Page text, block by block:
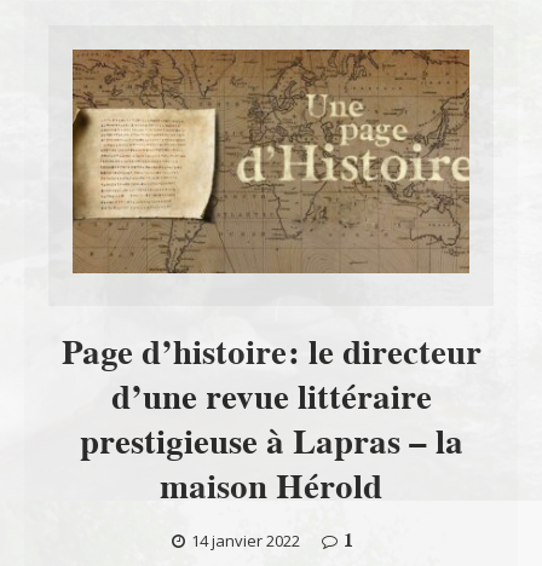
Page d’histoire: le directeur
d’une revue littéraire
prestigieuse à Lapras – la
maison Hérold
14 janvier 2022
1